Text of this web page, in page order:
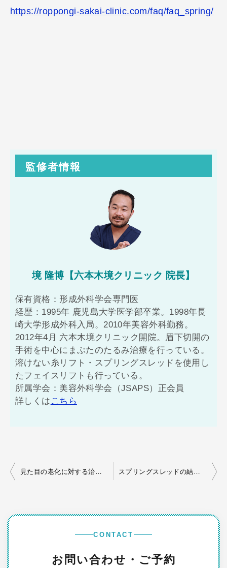
https://roppongi-sakai-clinic.com/faq/faq_spring/
監修者情報
境 隆博【六本木境クリニック 院長】
保有資格：形成外科学会専門医
経歴：1995年 鹿児島大学医学部卒業。1998年長
崎大学形成外科入局。2010年美容外科勤務。
2012年4月 六本木境クリニック開院。眉下切開の
手術を中心にまぶたのたるみ治療を行っている。
溶けない糸リフト・スプリングスレッドを使用し
たフェイスリフトも行っている。
所属学会：美容外科学会（JSAPS）正会員
詳しくは こちら
投
ビ
見た目の老化に対する治療はスプリングスレッド スプリングスレッドの結果をご夫婦で大絶賛
CONTACT
お問い合わせ・ご予約